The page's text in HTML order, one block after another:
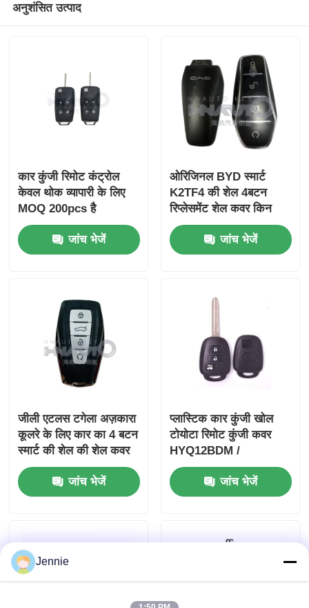
अनुशंसित उत्पाद
कार कुंजी रिमोट कंट्रोल
केवल थोक व्यापारी के लिए
MOQ 200pcs है
जांच भेजें
ओरिजिनल BYD स्मार्ट
K2TF4 की शेल 4बटन
रिप्लेसमेंट शेल कवर किन
प्लस DM-i किन प्लस EV
युआन प्लस सॉन्ग के लिए
जांच भेजें
जीली एटलस टगेला अज़कारा
कूलरे के लिए कार का 4 बटन
स्मार्ट की शेल की शेल कवर
जांच भेजें
प्लास्टिक कार कुंजी खोल
टोयोटा रिमोट कुंजी कवर
HYQ12BDM /
HYQ12BDP / GQ4-52T
जांच भेजें
Jennie